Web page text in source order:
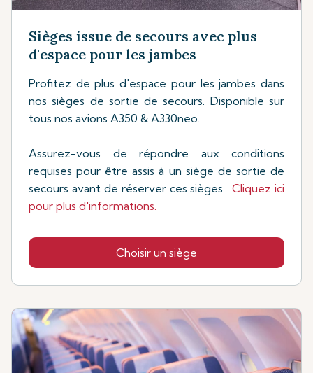
Sièges issue de secours avec plus
d'espace pour les jambes
Profitez de plus d'espace pour les jambes dans
nos sièges de sortie de secours. Disponible sur
tous nos avions A350 & A330neo.
Assurez-vous de répondre aux conditions
requises pour être assis à un siège de sortie de
secours avant de réserver ces sièges.Cliquez ici
pour plus d'informations.
Choisir un siège